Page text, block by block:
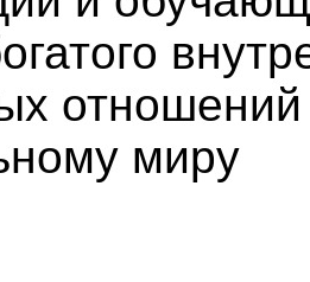
миру